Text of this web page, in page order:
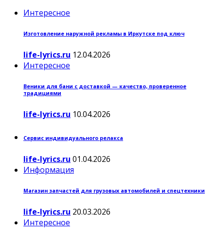
Интересное
Изготовление наружной рекламы в Иркутске под ключ
life-lyrics.ru 12.04.2026
Интересное
Веники для бани с доставкой — качество, проверенное
традициями
life-lyrics.ru 10.04.2026
Сервис индивидуального релакса
life-lyrics.ru 01.04.2026
Информация
Магазин запчастей для грузовых автомобилей и спецтехники
life-lyrics.ru 20.03.2026
Интересное